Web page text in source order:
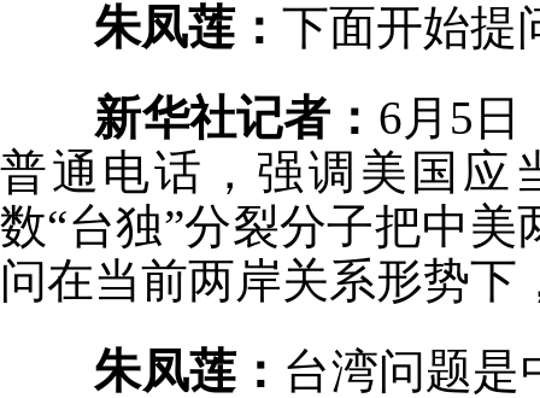
朱凤莲： 下面开始提
新华社记者： 6月5日
普通电话，强调美国应
数“台独”分裂分子把中
问在当前两岸关系形势
朱凤莲： 台湾问题是